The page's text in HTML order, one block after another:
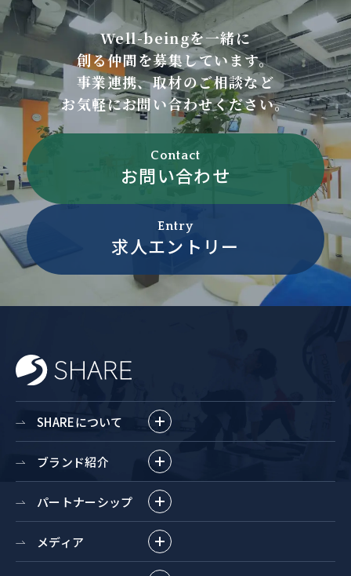
Well-beingを一緒に
創る仲間を募集しています。
事業連携、取材のご相談など
お気軽にお問い合わせください。
Contact
お問い合わせ
Entry
求人エントリー
SHAREについて
ブランド紹介
パートナーシップ
メディア